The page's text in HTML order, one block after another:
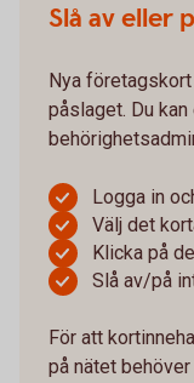
Slå av eller
Nya
påslaget. Du
Logga in
Välj det
Klicka på
Slå av/på
För att
på nätet